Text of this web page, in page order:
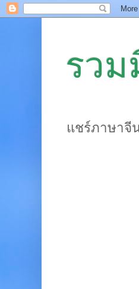
รว
แชร์ภาษาจี